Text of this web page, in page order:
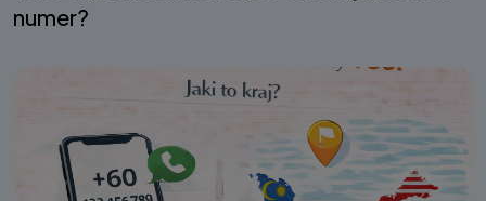
numer?